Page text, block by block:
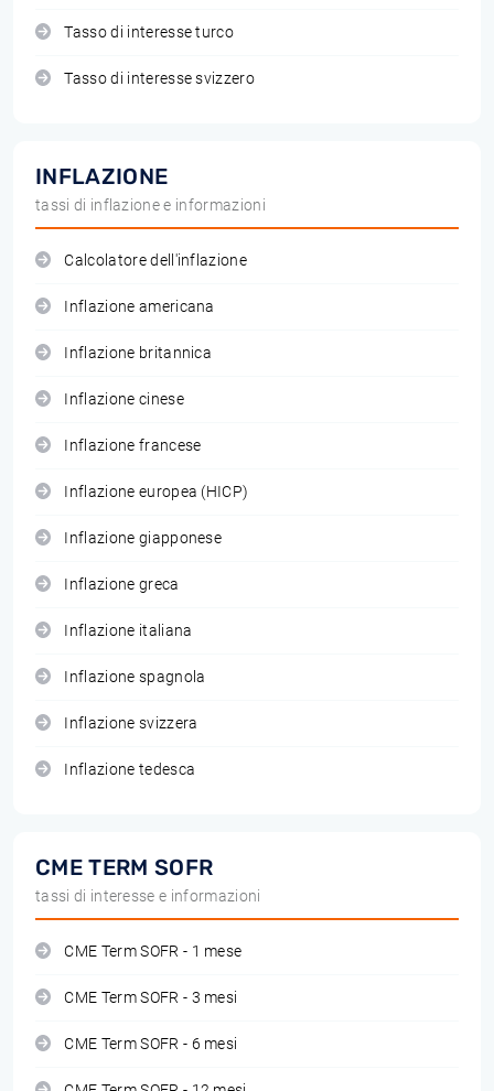
Tasso di interesse turco
Tasso di interesse svizzero
INFLAZIONE
tassi di inflazione e informazioni
Calcolatore dell'inflazione
Inflazione americana
Inflazione britannica
Inflazione cinese
Inflazione francese
Inflazione europea (HICP)
Inflazione giapponese
Inflazione greca
Inflazione italiana
Inflazione spagnola
Inflazione svizzera
Inflazione tedesca
CME TERM SOFR
tassi di interesse e informazioni
CME Term SOFR - 1 mese
CME Term SOFR - 3 mesi
CME Term SOFR - 6 mesi